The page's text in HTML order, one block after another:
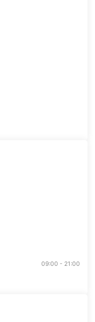
09:00 - 21:00